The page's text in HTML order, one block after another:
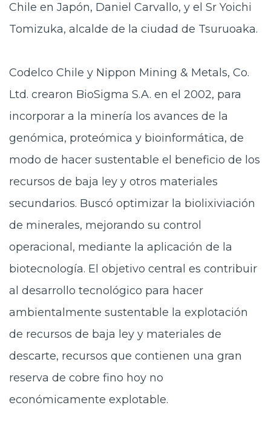
Chile en Japón, Daniel Carvallo, y el Sr Yoichi
Tomizuka, alcalde de la ciudad de Tsuruoaka.
Codelco Chile y Nippon Mining & Metals, Co.
Ltd. crearon BioSigma S.A. en el 2002, para
incorporar a la minería los avances de la
genómica, proteómica y bioinformática, de
modo de hacer sustentable el beneficio de los
recursos de baja ley y otros materiales
secundarios. Buscó optimizar la biolixiviación
de minerales, mejorando su control
operacional, mediante la aplicación de la
biotecnología. El objetivo central es contribuir
al desarrollo tecnológico para hacer
ambientalmente sustentable la explotación
de recursos de baja ley y materiales de
descarte, recursos que contienen una gran
reserva de cobre fino hoy no
económicamente explotable.